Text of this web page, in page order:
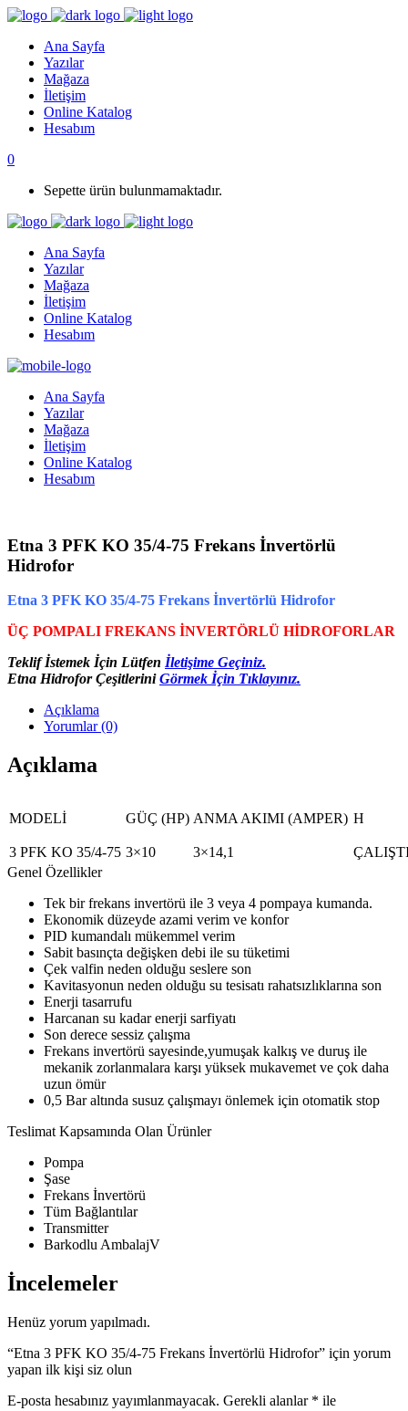
Ana Sayfa
Yazılar
Mağaza
İletişim
Online Katalog
Hesabım
0
Sepette ürün bulunmamaktadır.
Ana Sayfa
Yazılar
Mağaza
İletişim
Online Katalog
Hesabım
Ana Sayfa
Yazılar
Mağaza
İletişim
Online Katalog
Hesabım
Etna 3 PFK KO 35/4-75 Frekans İnvertörlü
Hidrofor
Etna 3 PFK KO 35/4-75 Frekans İnvertörlü Hidrofor
ÜÇ POMPALI FREKANS İNVERTÖRLÜ HİDROFORLAR
Teklif İstemek İçin Lütfen İletişime Geçiniz.
Etna Hidrofor ÇeşitleriniGörmek İçin Tıklayınız.
Açıklama
Yorumlar (0)
Açıklama
MODELİ GÜÇ (HP) ANMA AKIMI (AMPER) H
3 PFK KO 35/4-75 3×10 3×14,1
Genel Özellikler
Tek bir frekans invertörü ile 3 veya 4 pompaya kumanda.
Ekonomik düzeyde azami verim ve konfor
PID kumandalı mükemmel verim
Sabit basınçta değişken debi ile su tüketimi
Çek valfin neden olduğu seslere son
Kavitasyonun neden olduğu su tesisatı rahatsızlıklarına son
Enerji tasarrufu
Harcanan su kadar enerji sarfiyatı
Son derece sessiz çalışma
Frekans invertörü sayesinde,yumuşak kalkış ve duruş ile
mekanik zorlanmalara karşı yüksek mukavemet ve çok daha
uzun ömür
0,5 Bar altında susuz çalışmayı önlemek için otomatik stop
Teslimat Kapsamında Olan Ürünler
Pompa
Şase
Frekans İnvertörü
Tüm Bağlantılar
Transmitter
Barkodlu AmbalajV
İncelemeler
Henüz yorum yapılmadı.
“Etna 3 PFK KO 35/4-75 Frekans İnvertörlü Hidrofor” için yorum
yapan ilk kişi siz olun
E-posta hesabınız yayımlanmayacak. Gerekli alanlar * ile